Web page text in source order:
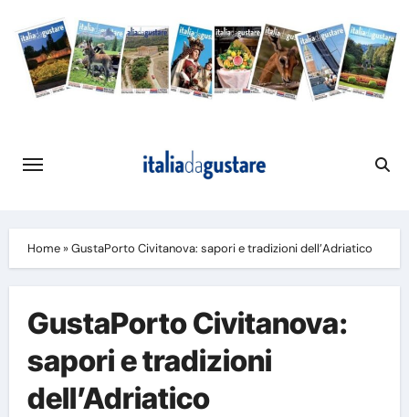
content
Home»GustaPorto Civitanova: sapori e tradizioni dell’Adriatico
GustaPorto Civitanova:
sapori e tradizioni
dell’Adriatico